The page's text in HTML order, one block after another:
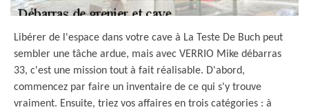
Libérer de l'espace dans votre cave à La Teste De Buch peut
sembler une tâche ardue, mais avec VERRIO Mike débarras
33, c'est une mission tout à fait réalisable. D'abord,
commencez par faire un inventaire de ce qui s'y trouve
vraiment. Ensuite, triez vos affaires en trois catégories : à